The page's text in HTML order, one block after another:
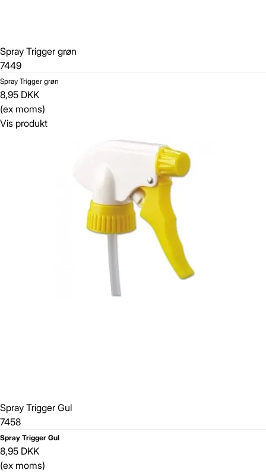
Spray Trigger grøn
7449
Spray Trigger grøn
8,95 DKK
(ex moms)
Vis produkt
Spray Trigger Gul
7458
Spray Trigger Gul
8,95 DKK
(ex moms)